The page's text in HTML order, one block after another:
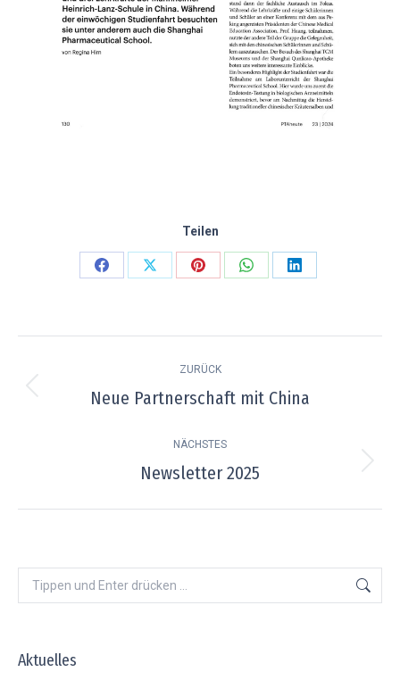
Teilen
Teilen
Teilen
Teilen
Teilen
Teilen
ZURÜCK
Vorheriger
Neue Partnerschaft mit China
NÄCHSTES
Nächster
Newsletter 2025
Search:
Aktuelles